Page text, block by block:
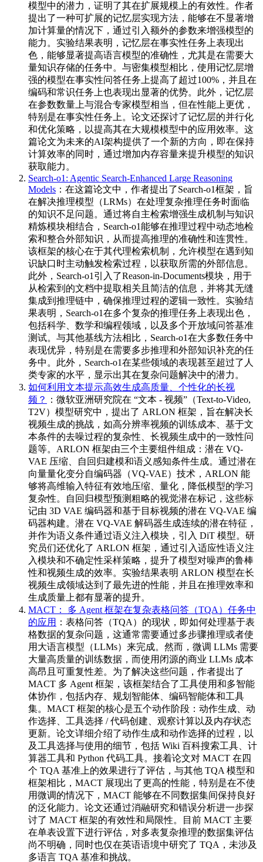
模型中的潜力，证明了其在扩展规模上的有效性。作者
提出了一种可扩展的记忆层实现方法，能够在不显著增
加计算量的情况下，通过引入额外的参数来增强模型的
能力。实验结果表明，记忆层在事实性任务上表现出
色，能够显著提高语言模型的准确性，尤其是在需要大
量知识存储的任务中。与密集模型相比，使用记忆层增
强的模型在事实性问答任务上提高了超过100%，并且在
编码和常识任务上也表现出显著的优势。此外，记忆层
在参数数量上与混合专家模型相当，但在性能上更优，
特别是在事实性任务上。论文还探讨了记忆层的并行化
和优化策略，以提高其在大规模模型中的应用效率。这
篇论文为未来的AI架构提供了一个新的方向，即在保持
计算效率的同时，通过增加内存容量来提升模型的知识
获取能力。
Search-o1: Agentic Search-Enhanced Large Reasoning
Models ：在这篇论文中，作者提出了Search-o1框架，旨
在解决推理模型（LRMs）在处理复杂推理任务时面临
的知识不足问题。通过将自主检索增强生成机制与知识
精炼模块相结合，Search-o1能够在推理过程中动态地检
索和整合外部知识，从而提高推理的准确性和连贯性。
该框架的核心在于其代理检索机制，允许模型在遇到知
识缺口时主动触发检索过程，以获取所需的外部信息。
此外，Search-o1引入了Reason-in-Documents模块，用于
从检索到的文档中提取相关且简洁的信息，并将其无缝
集成到推理链中，确保推理过程的逻辑一致性。实验结
果表明，Search-o1在多个复杂的推理任务上表现出色，
包括科学、数学和编程领域，以及多个开放域问答基准
测试。与其他基线方法相比，Search-o1在大多数任务中
表现优异，特别是在需要多步推理和外部知识补充的任
务中。此外，Search-o1在某些领域的表现甚至超过了人
类专家的水平，显示出其在复杂问题解决中的潜力。
如何利用文本提示高效生成高质量、个性化的长视
频？
：微软亚洲研究院在 “文本 - 视频”（Text-to-Video,
T2V）模型研究中，提出了 ARLON 框架，旨在解决长
视频生成的挑战，如高分辨率视频的训练成本、基于文
本条件的去噪过程的复杂性、长视频生成中的一致性问
题等。ARLON 框架由三个主要组件组成：潜在 VQ-
VAE 压缩、自回归建模和语义感知条件生成。通过潜在
向量量化变分自编码器（VQ-VAE）技术，ARLON 能
够将高维输入特征有效地压缩、量化，降低模型的学习
复杂性。自回归模型预测粗略的视觉潜在标记，这些标
记由 3D VAE 编码器和基于目标视频的潜在 VQ-VAE 编
码器构建。潜在 VQ-VAE 解码器生成连续的潜在特征，
并作为语义条件通过语义注入模块，引入 DiT 模型。研
究员们还优化了 ARLON 框架，通过引入适应性语义注
入模块和不确定性采样策略，提升了模型对噪声的鲁棒
性和视频生成的效率。实验结果表明 ARLON 模型在长
视频生成领域达到了最先进的性能，并且在推理效率和
生成质量上都有显著的提升。
MACT： 多 Agent 框架在复杂表格问答（TQA）任务中
的应用 ：表格问答（TQA）的现状，即如何处理基于表
格数据的复杂问题，这通常需要通过多步骤推理或者使
用大语言模型（LLMs）来完成。然而，微调 LLMs 需要
大量高质量的训练数据，而使用闭源的商业 LLMs 成本
高昂且可重复性差。为了解决这些问题，作者提出了
MACT 多 Agent 框架，该框架结合了工具使用和多智能
体协作，包括内存、规划智能体、编码智能体和工具
集。MACT 框架的核心是五个动作阶段：动作生成、动
作选择、工具选择 / 代码创建、观察计算以及内存状态
更新。论文详细介绍了动作生成和动作选择的过程，以
及工具选择与使用的细节，包括 Wiki 百科搜索工具、计
算器工具和 Python 代码工具。接着论文对 MACT 在四
个 TQA 基准上的效果进行了评估，与其他 TQA 模型和
框架相比，MACT 展现出了更高的性能，特别是在不使
用微调的情况下，MACT 能够在不同数据集间保持良好
的泛化能力。论文还通过消融研究和错误分析进一步探
讨了 MACT 框架的有效性和局限性。目前 MACT 主要
在单表设置下进行评估，对多表复杂推理的数据集评估
尚不明确，同时也仅在英语语境中研究了 TQA，未涉及
多语言 TQA 基准和挑战。